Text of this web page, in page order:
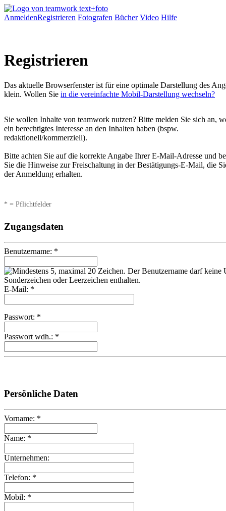
AnmeldenRegistrieren Fotografen Bücher Video Hilfe
Registrieren
Das aktuelle Browserfenster ist für eine optimale Darstellung des
klein. Wollen Sie in die vereinfachte Mobil-Darstellung wechseln?
Sie wollen Inhalte von teamwork nutzen? Bitte melden Sie sich an,
ein berechtigtes Interesse an den Inhalten haben (bspw.
redaktionell/kommerziell).
Bitte achten Sie auf die korrekte Angabe Ihrer E-Mail-Adresse und
Sie die Hinweise zur Freischaltung in der Bestätigungs-E-Mail, die
der Anmeldung erhalten.
* = Pflichtfelder
Zugangsdaten
Benutzername: *
E-Mail: *
Passwort: *
Passwort wdh.: *
Persönliche Daten
Vorname: *
Name: *
Unternehmen:
Telefon: *
Mobil: *